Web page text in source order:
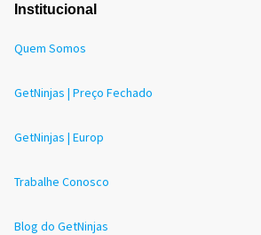
Institucional
Quem Somos
GetNinjas | Preço Fechado
GetNinjas | Europ
Trabalhe Conosco
Blog do GetNinjas